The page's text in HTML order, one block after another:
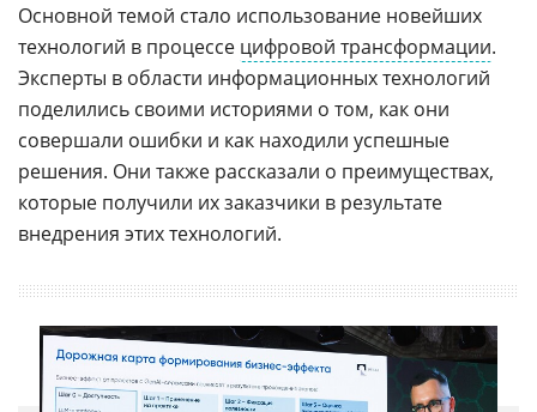
Основной темой стало использование новейших
технологий в процессе цифровой трансформации.
Эксперты в области информационных технологий
поделились своими историями о том, как они
совершали ошибки и как находили успешные
решения. Они также рассказали о преимуществах,
которые получили их заказчики в результате
внедрения этих технологий.